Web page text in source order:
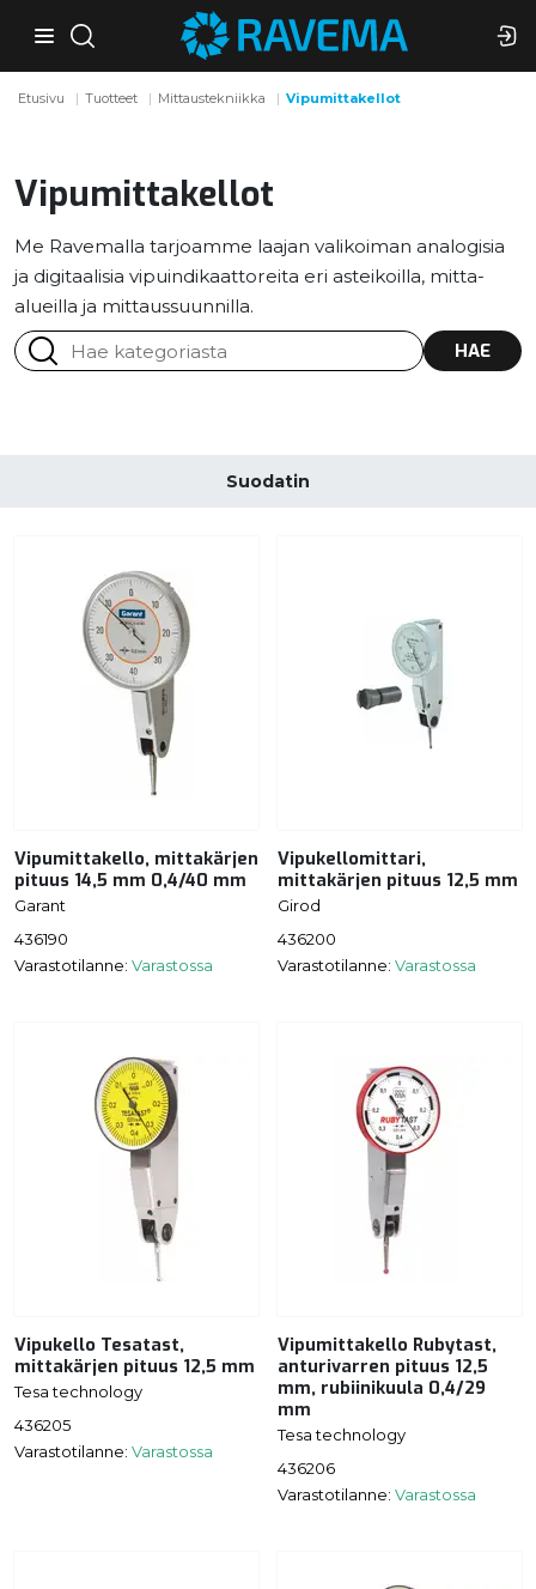
Etusivu Tuotteet Mittaustekniikka Vipumittakellot
Vipumittakellot
Me Ravemalla tarjoamme laajan valikoiman analogisia
ja digitaalisia vipuindikaattoreita eri asteikoilla, mitta-
alueilla ja mittaussuunnilla.
HAE
Suodatin
Vipumittakello, mittakärjen
pituus 14,5 mm 0,4/40 mm
Garant
436190
Varastotilanne: Varastossa
Vipukellomittari,
mittakärjen pituus 12,5 mm
Girod
436200
Varastotilanne: Varastossa
Vipukello Tesatast,
mittakärjen pituus 12,5 mm
Tesa technology
436205
Varastotilanne: Varastossa
Vipumittakello Rubytast,
anturivarren pituus 12,5
mm, rubiinikuula 0,4/29
mm
Tesa technology
436206
Varastotilanne: Varastossa